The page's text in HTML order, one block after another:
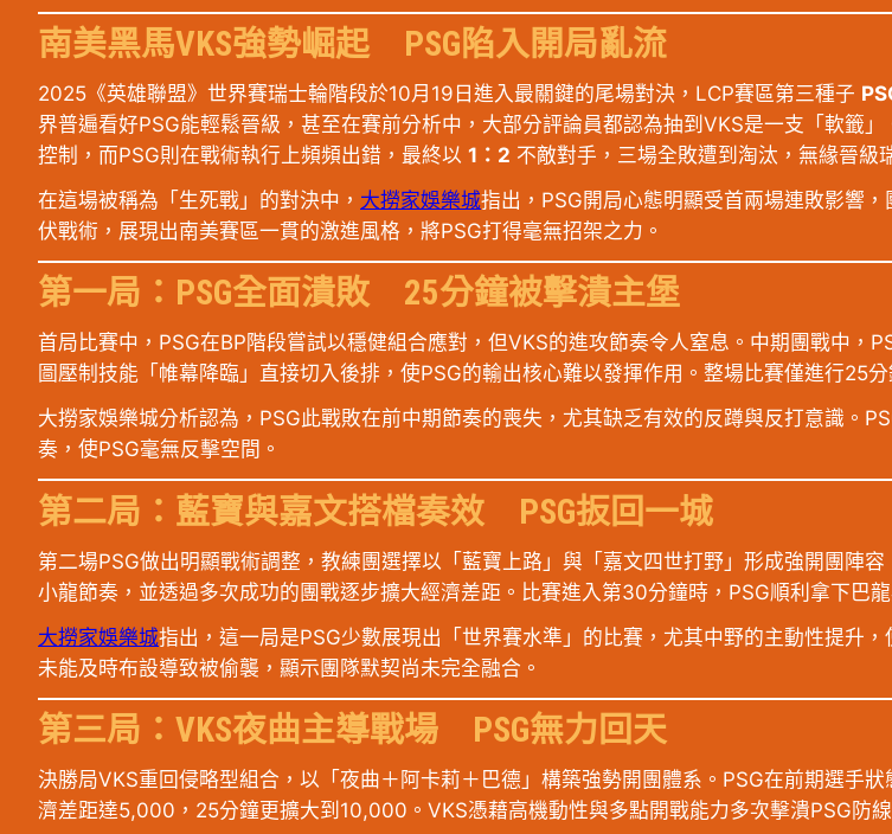
南美黑馬VKS強勢崛起 PSG陷入開局亂流
2025《英雄聯盟》世界賽瑞士輪階段於10月19日進入最關鍵的尾場對決，LCP賽區第三種子
界普遍看好PSG能輕鬆晉級，甚至在賽前分析中，大部分評論員都認為抽到VKS是一支「軟
控制，而PSG則在戰術執行上頻頻出錯，最終以 1：2 不敵對手，三場全敗遭到淘汰，無緣晉級
在這場被稱為「生死戰」的對決中， 大撈家娛樂城指出，PSG開局心態明顯受首兩場連敗影響
伏戰術，展現出南美賽區一貫的激進風格，將PSG打得毫無招架之力。
第一局：PSG全面潰敗 25分鐘被擊潰主堡
首局比賽中，PSG在BP階段嘗試以穩健組合應對，但VKS的進攻節奏令人窒息。中期團戰中，
圖壓制技能「帷幕降臨」直接切入後排，使PSG的輸出核心難以發揮作用。整場比賽僅進行25
大撈家娛樂城分析認為，PSG此戰敗在前中期節奏的喪失，尤其缺乏有效的反蹲與反打意識。
奏，使PSG毫無反擊空間。
第二局：藍寶與嘉文搭檔奏效 PSG扳回一城
第二場PSG做出明顯戰術調整，教練團選擇以「藍寶上路」與「嘉文四世打野」形成強開團陣
小龍節奏，並透過多次成功的團戰逐步擴大經濟差距。比賽進入第30分鐘時，PSG順利拿下巴
大撈家娛樂城指出，這一局是PSG少數展現出「世界賽水準」的比賽，尤其中野的主動性提升
未能及時布設導致被偷襲，顯示團隊默契尚未完全融合。
第三局：VKS夜曲主導戰場 PSG無力回天
決勝局VKS重回侵略型組合，以「夜曲＋阿卡莉＋巴德」構築強勢開團體系。PSG在前期選手
濟差距達5,000，25分鐘更擴大到10,000。VKS憑藉高機動性與多點開戰能力多次擊潰PSG防